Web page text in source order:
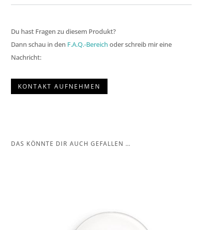
Du hast Fragen zu diesem Produkt?
Dann schau in den F.A.Q.-Bereich oder schreib mir eine
Nachricht:
KONTAKT AUFNEHMEN
DAS KÖNNTE DIR AUCH GEFALLEN …